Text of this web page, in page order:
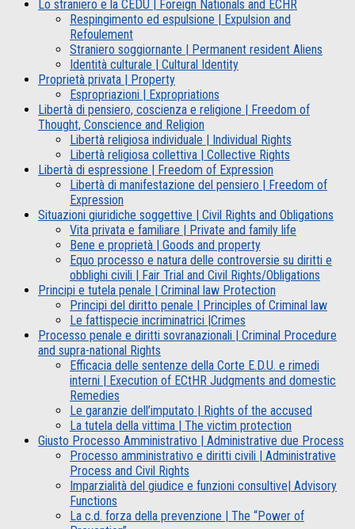
Lo straniero e la CEDU | Foreign Nationals and ECHR
Respingimento ed espulsione | Expulsion and
Refoulement
Straniero soggiornante | Permanent resident Aliens
Identità culturale | Cultural Identity
Proprietà privata | Property
Espropriazioni | Expropriations
Libertà di pensiero, coscienza e religione | Freedom of
Thought, Conscience and Religion
Libertà religiosa individuale | Individual Rights
Libertà religiosa collettiva | Collective Rights
Libertà di espressione | Freedom of Expression
Libertà di manifestazione del pensiero | Freedom of
Expression
Situazioni giuridiche soggettive | Civil Rights and Obligations
Vita privata e familiare | Private and family life
Bene e proprietà | Goods and property
Equo processo e natura delle controversie su diritti e
obblighi civili | Fair Trial and Civil Rights/Obligations
Principi e tutela penale | Criminal law Protection
Principi del diritto penale | Principles of Criminal law
Le fattispecie incriminatrici |Crimes
Processo penale e diritti sovranazionali | Criminal Procedure
and supra-national Rights
Efficacia delle sentenze della Corte E.D.U. e rimedi
interni | Execution of ECtHR Judgments and domestic
Remedies
Le garanzie dell’imputato | Rights of the accused
La tutela della vittima | The victim protection
Giusto Processo Amministrativo | Administrative due Process
Processo amministrativo e diritti civili | Administrative
Process and Civil Rights
Imparzialità del giudice e funzioni consultive| Advisory
Functions
La c.d. forza della prevenzione | The “Power of